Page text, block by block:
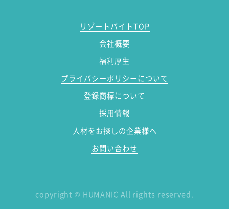
リゾートバイトTOP
会社概要
福利厚生
プライバシーポリシーについて
登録商標について
採用情報
人材をお探しの企業様へ
お問い合わせ
copyright © HUMANIC All rights reserved.